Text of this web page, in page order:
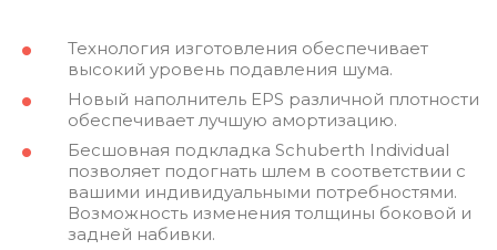
Технология изготовления обеспечивает
высокий уровень подавления шума.
Новый наполнитель EPS различной плотности
обеспечивает лучшую амортизацию.
Бесшовная подкладка Schuberth Individual
позволяет подогнать шлем в соответствии с
вашими индивидуальными потребностями.
Возможность изменения толщины боковой и
задней набивки.